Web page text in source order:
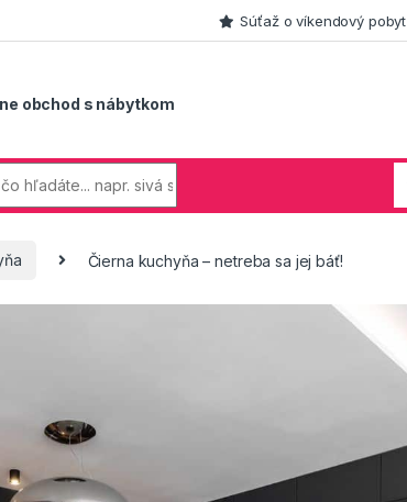
Súťaž o víkendový pobyt
obchod s nábytkom
Čierna kuchyňa – netreba sa jej báť!